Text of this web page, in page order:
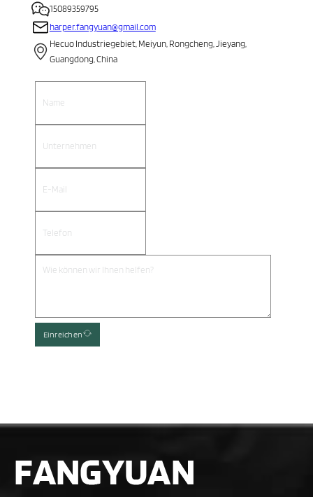
15089359795
harper.fangyuan@gmail.com
Hecuo Industriegebiet, Meiyun, Rongcheng, Jieyang,
Guangdong, China
Einreichen